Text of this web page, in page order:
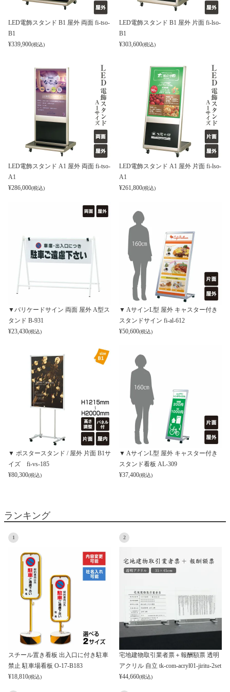
LED電飾スタンド B1 屋外 両面 fi-tso-
B1
¥339,900(税込)
LED電飾スタンド B1 屋外 片面 fi-lso-
B1
¥303,600(税込)
LED電飾スタンド A1 屋外 両面 fi-tso-
A1
¥286,000(税込)
LED電飾スタンド A1 屋外 片面 fi-lso-
A1
¥261,800(税込)
▼バリケードサイン 両面 屋外 A型ス
タンド B-931
¥23,430(税込)
▼ AサインL型 屋外 キャスター付き
スタンドサイン fi-al-612
¥50,600(税込)
▼ ポスタースタンド / 屋外 片面 B1サ
イズ fi-vs-185
¥80,300(税込)
▼ AサインL型 屋外 キャスター付き
スタンド看板 AL-309
¥37,400(税込)
ランキング
1
スチール置き看板 出入口に付き駐車
禁止 駐車場看板 O-17-B183
¥18,810(税込)
2
宅地建物取引業者票＋報酬額票 透明
アクリル 自立 tk-com-acryl01-jiritu-2set
¥44,660(税込)